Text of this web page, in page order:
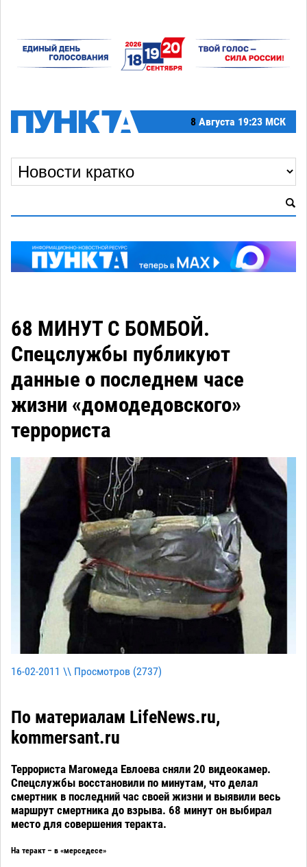
8 Августа 19:23 МСК
68 МИНУТ С БОМБОЙ.
Спецслужбы публикуют
данные о последнем часе
жизни «домодедовского»
террориста
16-02-2011 \\ Просмотров (2737)
По материалам LifeNews.ru,
kommersant.ru
Террориста Магомеда Евлоева сняли 20 видеокамер.
Спецслужбы восстановили по минутам, что делал
смертник в последний час своей жизни и выявили весь
маршрут смертника до взрыва. 68 минут он выбирал
место для совершения теракта.
На теракт – в «мерседесе»